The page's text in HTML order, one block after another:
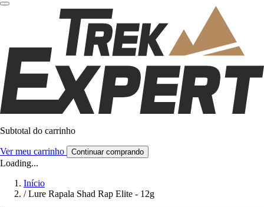
Subtotal do carrinho
Ver meu carrinho Continuar comprando
Loading...
Início
/ Lure Rapala Shad Rap Elite - 12g